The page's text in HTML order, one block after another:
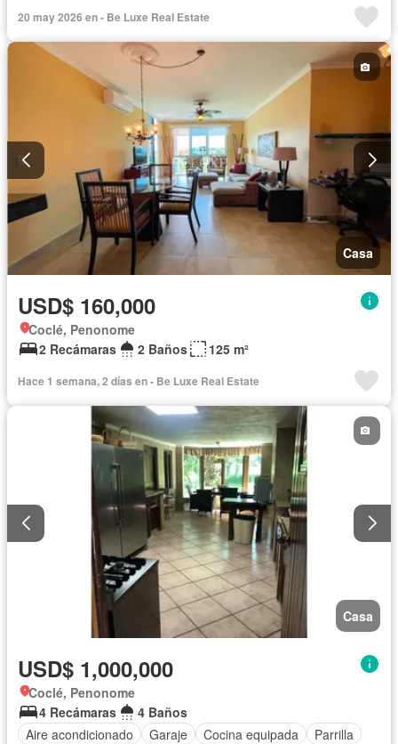
20 may 2026 en - Be Luxe Real Estate
Casa
USD$ 160,000
Coclé, Penonome
2 Recámaras
2 Baños 125 m²
Hace 1 semana, 2 días en - Be Luxe Real Estate
Casa
USD$ 1,000,000
Coclé, Penonome
4 Recámaras
4 Baños
Aire acondicionado
Garaje Cocina equipada
Parrilla